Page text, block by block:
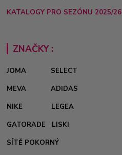
KATALOGY PRO SEZÓNU 2025/26
ZNAČKY :
JOMA
SELECT
MEVA
ADIDAS
NIKE
LEGEA
GATORADE
LISKI
SÍTĚ POKORNÝ